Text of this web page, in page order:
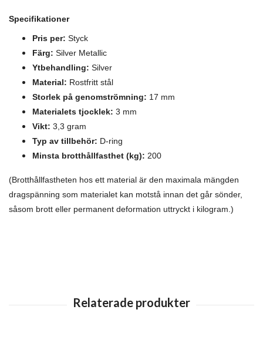
Specifikationer
Pris per: Styck
Färg: Silver Metallic
Ytbehandling: Silver
Material: Rostfritt stål
Storlek på genomströmning: 17 mm
Materialets tjocklek: 3 mm
Vikt: 3,3 gram
Typ av tillbehör: D-ring
Minsta brotthållfasthet (kg): 200
(Brotthållfastheten hos ett material är den maximala mängden
dragspänning som materialet kan motstå innan det går sönder,
såsom brott eller permanent deformation uttryckt i kilogram.)